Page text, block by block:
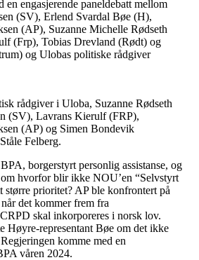
en engasjerende paneldebatt mellom
(SV), Erlend Svardal Bøe (H),
(AP), Suzanne Michelle Rødseth
(Frp), Tobias Drevland (Rødt) og
og Ulobas politiske rådgiver
rådgiver i Uloba, Suzanne Rødseth
(SV), Lavrans Kierulf (FRP),
(AP) og Simen Bondevik
Felberg.
borgerstyrt personlig assistanse, og
hvorfor blir ikke NOU’en “Selvstyrt
større prioritet? AP ble konfrontert på
det kommer frem fra
skal inkorporeres i norsk lov.
Høyre-representant Bøe om det ikke
komme med en
våren 2024.